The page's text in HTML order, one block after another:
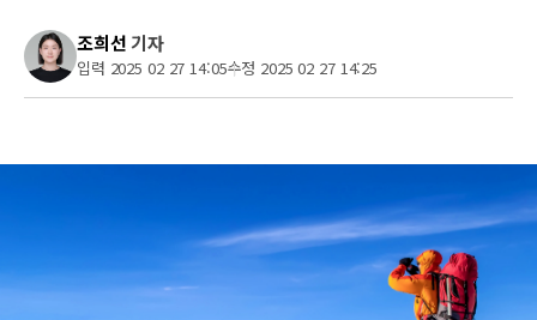
조희선기자
입력 2025 02 27 14:05수정 2025 02 27 14:25